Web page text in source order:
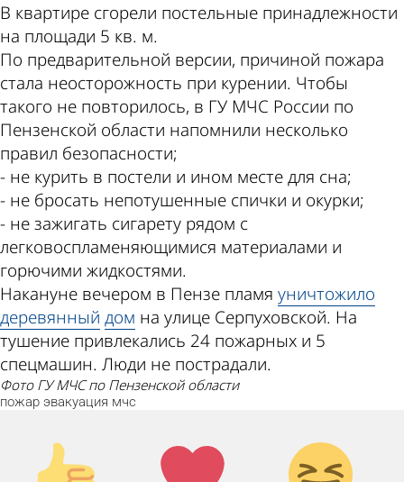
В квартире сгорели постельные принадлежности
на площади 5 кв. м.
По предварительной версии, причиной пожара
стала неосторожность при курении. Чтобы
такого не повторилось, в ГУ МЧС России по
Пензенской области напомнили несколько
правил безопасности;
- не курить в постели и ином месте для сна;
- не бросать непотушенные спички и окурки;
- не зажигать сигарету рядом с
легковоспламеняющимися материалами и
горючими жидкостями.
Накануне вечером в Пензе пламя уничтожило
деревянный дом на улице Серпуховской. На
тушение привлекались 24 пожарных и 5
спецмашин. Люди не пострадали.
фото ГУ МЧС по Пензенской области
пожар эвакуация мчс
Палец
Лайк!
Дикий